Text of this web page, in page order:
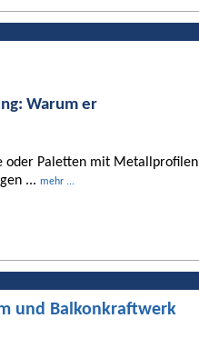
Warum er
oder Paletten mit Metallprofilen
... mehr ...
und Balkonkraftwerk